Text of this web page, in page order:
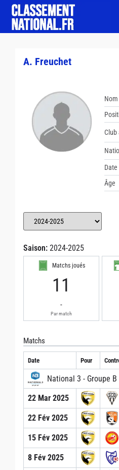
A. Freuchet
Club
Âge
Saison: 2024-2025
Matchs joués
11
-
Par match
Matchs
Date Pour
National 3 - Groupe
22 Mar 2025
22 Fév 2025
15 Fév 2025
8 Fév 2025